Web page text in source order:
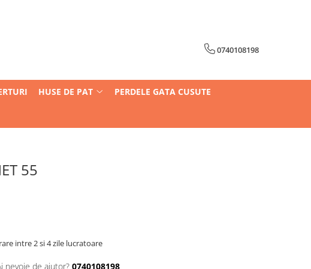
0740108198
HUSE DE PAT PERDELE GATA CUSUTE
55
intre 2 si 4 zile lucratoare
nevoie de ajutor? 0740108198